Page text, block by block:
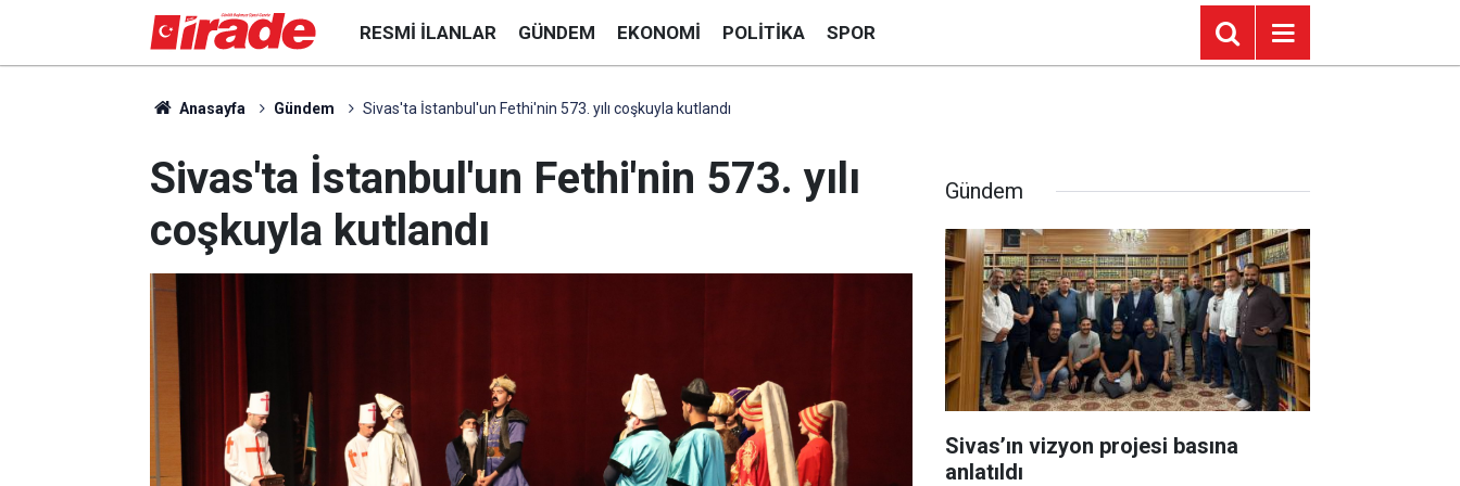
RESMI İLANLAR GÜNDEM EKONOMI POLITIKA SPOR
Anasayfa Gündem Sivas'ta İstanbul'un Fethi'nin 573. yılı coşkuyla kutlandı
Sivas'ta İstanbul'un Fethi'nin 573. yılı
coşkuyla kutlandı
Gündem
Sivas’ın vizyon projesi basına
anlatıldı